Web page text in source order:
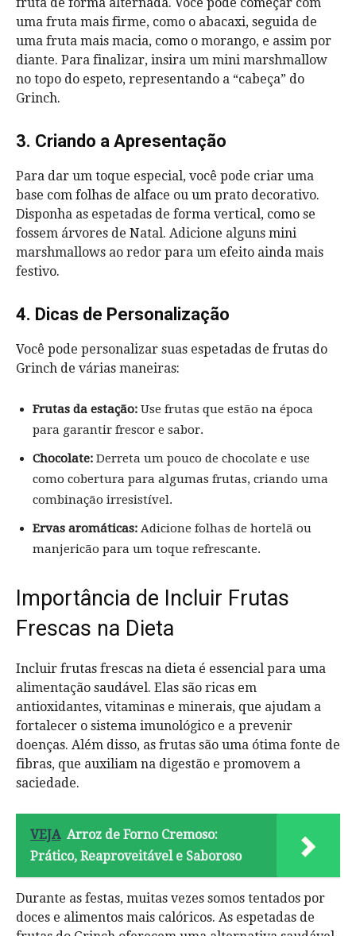
uma fruta mais firme, como o abacaxi, seguida de
uma fruta mais macia, como o morango, e assim por
diante. Para finalizar, insira um mini marshmallow
no topo do espeto, representando a “cabeça” do
Grinch.
3. Criando a Apresentação
Para dar um toque especial, você pode criar uma
base com folhas de alface ou um prato decorativo.
Disponha as espetadas de forma vertical, como se
fossem árvores de Natal. Adicione alguns mini
marshmallows ao redor para um efeito ainda mais
festivo.
4. Dicas de Personalização
Você pode personalizar suas espetadas de frutas do
Grinch de várias maneiras:
Frutas da estação: Use frutas que estão na época
para garantir frescor e sabor.
Chocolate: Derreta um pouco de chocolate e use
como cobertura para algumas frutas, criando uma
combinação irresistível.
Ervas aromáticas: Adicione folhas de hortelã ou
manjericão para um toque refrescante.
Importância de Incluir Frutas
Frescas na Dieta
Incluir frutas frescas na dieta é essencial para uma
alimentação saudável. Elas são ricas em
antioxidantes, vitaminas e minerais, que ajudam a
fortalecer o sistema imunológico e a prevenir
doenças. Além disso, as frutas são uma ótima fonte de
fibras, que auxiliam na digestão e promovem a
saciedade.
VEJA Arroz de Forno Cremoso:
Prático, Reaproveitável e Saboroso
Durante as festas, muitas vezes somos tentados por
doces e alimentos mais calóricos. As espetadas de